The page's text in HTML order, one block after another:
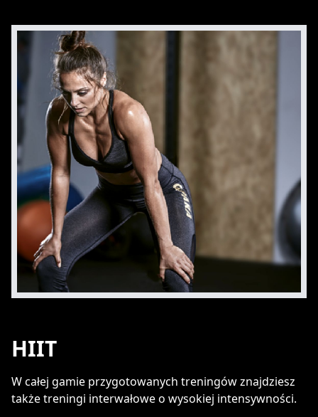
HIIT
W całej gamie przygotowanych treningów znajdziesz
także treningi interwałowe o wysokiej intensywności.